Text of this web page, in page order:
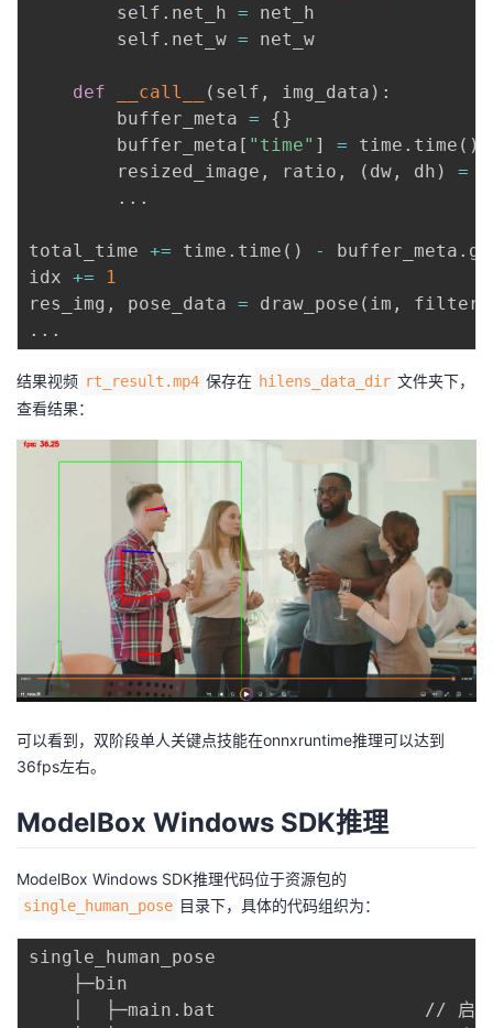
        self
. net_h = net_h
        self
. net_w = net_w
def __call__ ( self , img_data ) :
        buffer_meta
= {}
        buffer_meta
[ "time" ] = time . time ( )
        resized_image
, ratio , ( dw , dh ) =
. . .
total_time += time . time ( ) - buffer_meta .
idx +=
1
res_img , pose_data = draw_pose ( im ,
. . .
结果视频 rt_result.mp4 保存在 hilens_data_dir 文件夹下，
查看结果：
可以看到，双阶段单人关键点技能在onnxruntime推理可以达到
36fps左右。
ModelBox Windows SDK推理
ModelBox Windows SDK推理代码位于资源包的
single_human_pose 目录下，具体的代码组织为：
single_human_pose
    ├─bin
│  ├─main.bat                   // 启动